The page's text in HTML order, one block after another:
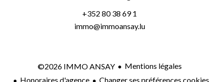
+352 80 38 69 1
immo@immoansay.lu
©2026 IMMO ANSAY
Mentions légales
Honoraires d'agence
Changer ses préférences cookies